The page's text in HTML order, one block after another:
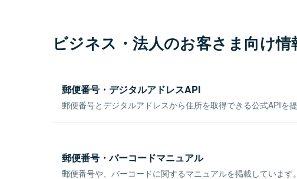
ビジネス・法人のお客さま向け情
郵便番号・デジタルアドレスAPI
郵便番号とデジタルアドレスから住所を取得できる公式APIを提
郵便番号・バーコードマニュアル
郵便番号や、バーコードに関するマニュアルを掲載しています。